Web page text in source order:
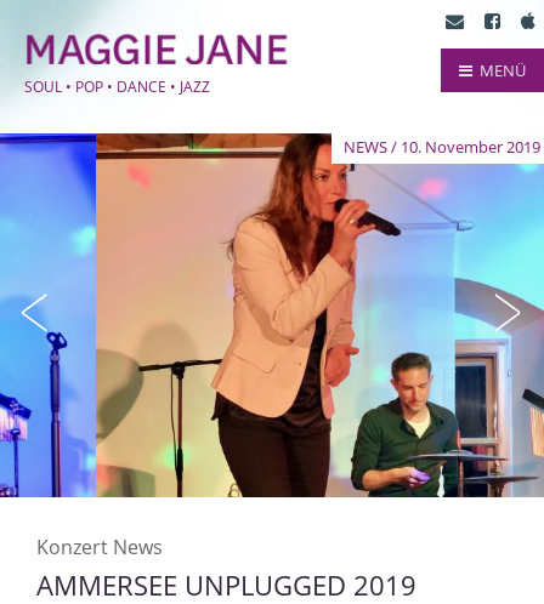
SOUL • POP • DANCE • JAZZ
MENÜ
NEWS / 10. November 2019
Konzert News
AMMERSEE UNPLUGGED 2019